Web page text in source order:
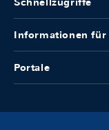
Informationen für
Portale